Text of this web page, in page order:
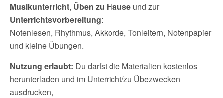
Musikunterricht, Üben zu Hause und zur
Unterrichtsvorbereitung:
Notenlesen, Rhythmus, Akkorde, Tonleitern, Notenpapier
und kleine Übungen.
Nutzung erlaubt: Du darfst die Materialien kostenlos
herunterladen und im Unterricht/zu Übezwecken
ausdrucken,